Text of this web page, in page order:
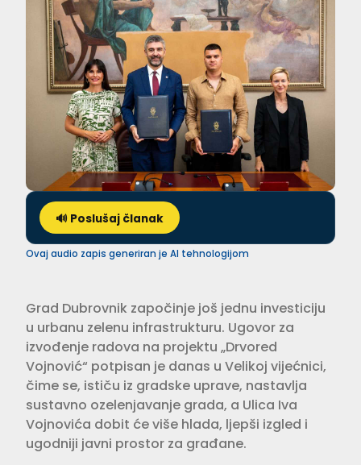
🔊 Poslušaj članak
Ovaj audio zapis generiran je AI tehnologijom
Grad Dubrovnik započinje još jednu investiciju
u urbanu zelenu infrastrukturu. Ugovor za
izvođenje radova na projektu „Drvored
Vojnović“ potpisan je danas u Velikoj vijećnici,
čime se, ističu iz gradske uprave, nastavlja
sustavno ozelenjavanje grada, a Ulica Iva
Vojnovića dobit će više hlada, ljepši izgled i
ugodniji javni prostor za građane.